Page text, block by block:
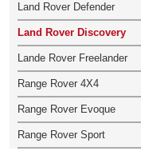
Land Rover Defender
Land Rover Discovery
Lande Rover Freelander
Range Rover 4X4
Range Rover Evoque
Range Rover Sport